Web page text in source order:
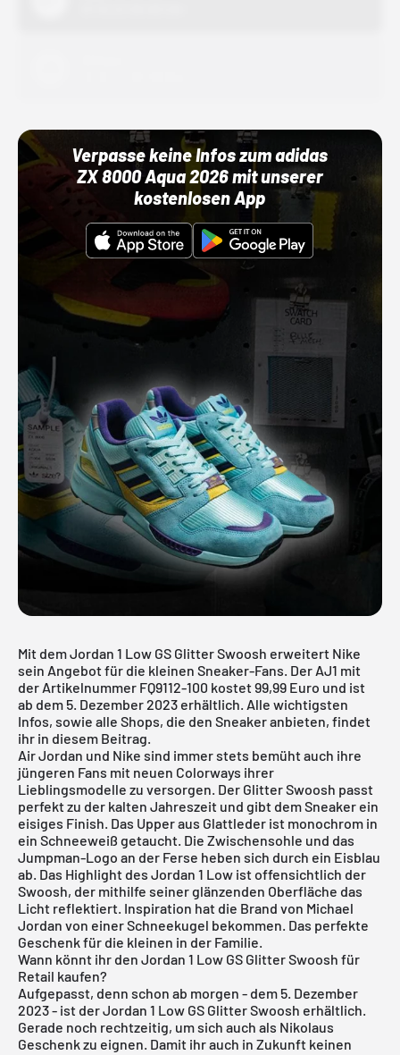
Verpasse keine Infos zum adidas
ZX 8000 Aqua 2026 mit unserer
kostenlosen App
Mit dem Jordan 1 Low GS Glitter Swoosh erweitert Nike
sein Angebot für die kleinen Sneaker-Fans. Der AJ1 mit
der Artikelnummer FQ9112-100 kostet 99,99 Euro und ist
ab dem 5. Dezember 2023 erhältlich. Alle wichtigsten
Infos, sowie alle Shops, die den Sneaker anbieten, findet
ihr in diesem Beitrag.
AirJordan und Nike sind immer stets bemüht auch ihre
jüngeren Fans mit neuen Colorways ihrer
Lieblingsmodelle zu versorgen. Der Glitter Swoosh passt
perfekt zu der kalten Jahreszeit und gibt dem Sneaker ein
eisiges Finish. Das Upper aus Glattleder ist monochrom in
ein Schneeweiß getaucht. Die Zwischensohle und das
Jumpman-Logo an der Ferse heben sich durch ein Eisblau
ab. Das Highlight des Jordan 1 Low ist offensichtlich der
Swoosh, der mithilfe seiner glänzenden Oberfläche das
Licht reflektiert. Inspiration hat die Brand von Michael
Jordan von einer Schneekugel bekommen. Das perfekte
Geschenk für die kleinen in der Familie.
Wann könnt ihr den Jordan 1 Low GS Glitter Swoosh für
Retail kaufen?
Aufgepasst, denn schon ab morgen - dem 5. Dezember
2023 - ist der Jordan 1 Low GS Glitter Swoosh erhältlich.
Gerade noch rechtzeitig, um sich auch als Nikolaus
Geschenk zu eignen. Damit ihr auch in Zukunft keinen